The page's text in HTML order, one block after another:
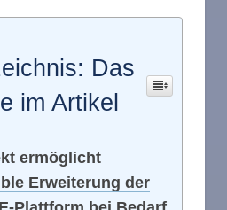
Das
im Artikel
ermöglicht
Erweiterung der